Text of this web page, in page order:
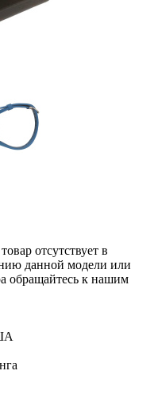
отсутствует в
данной модели или
обращайтесь к нашим